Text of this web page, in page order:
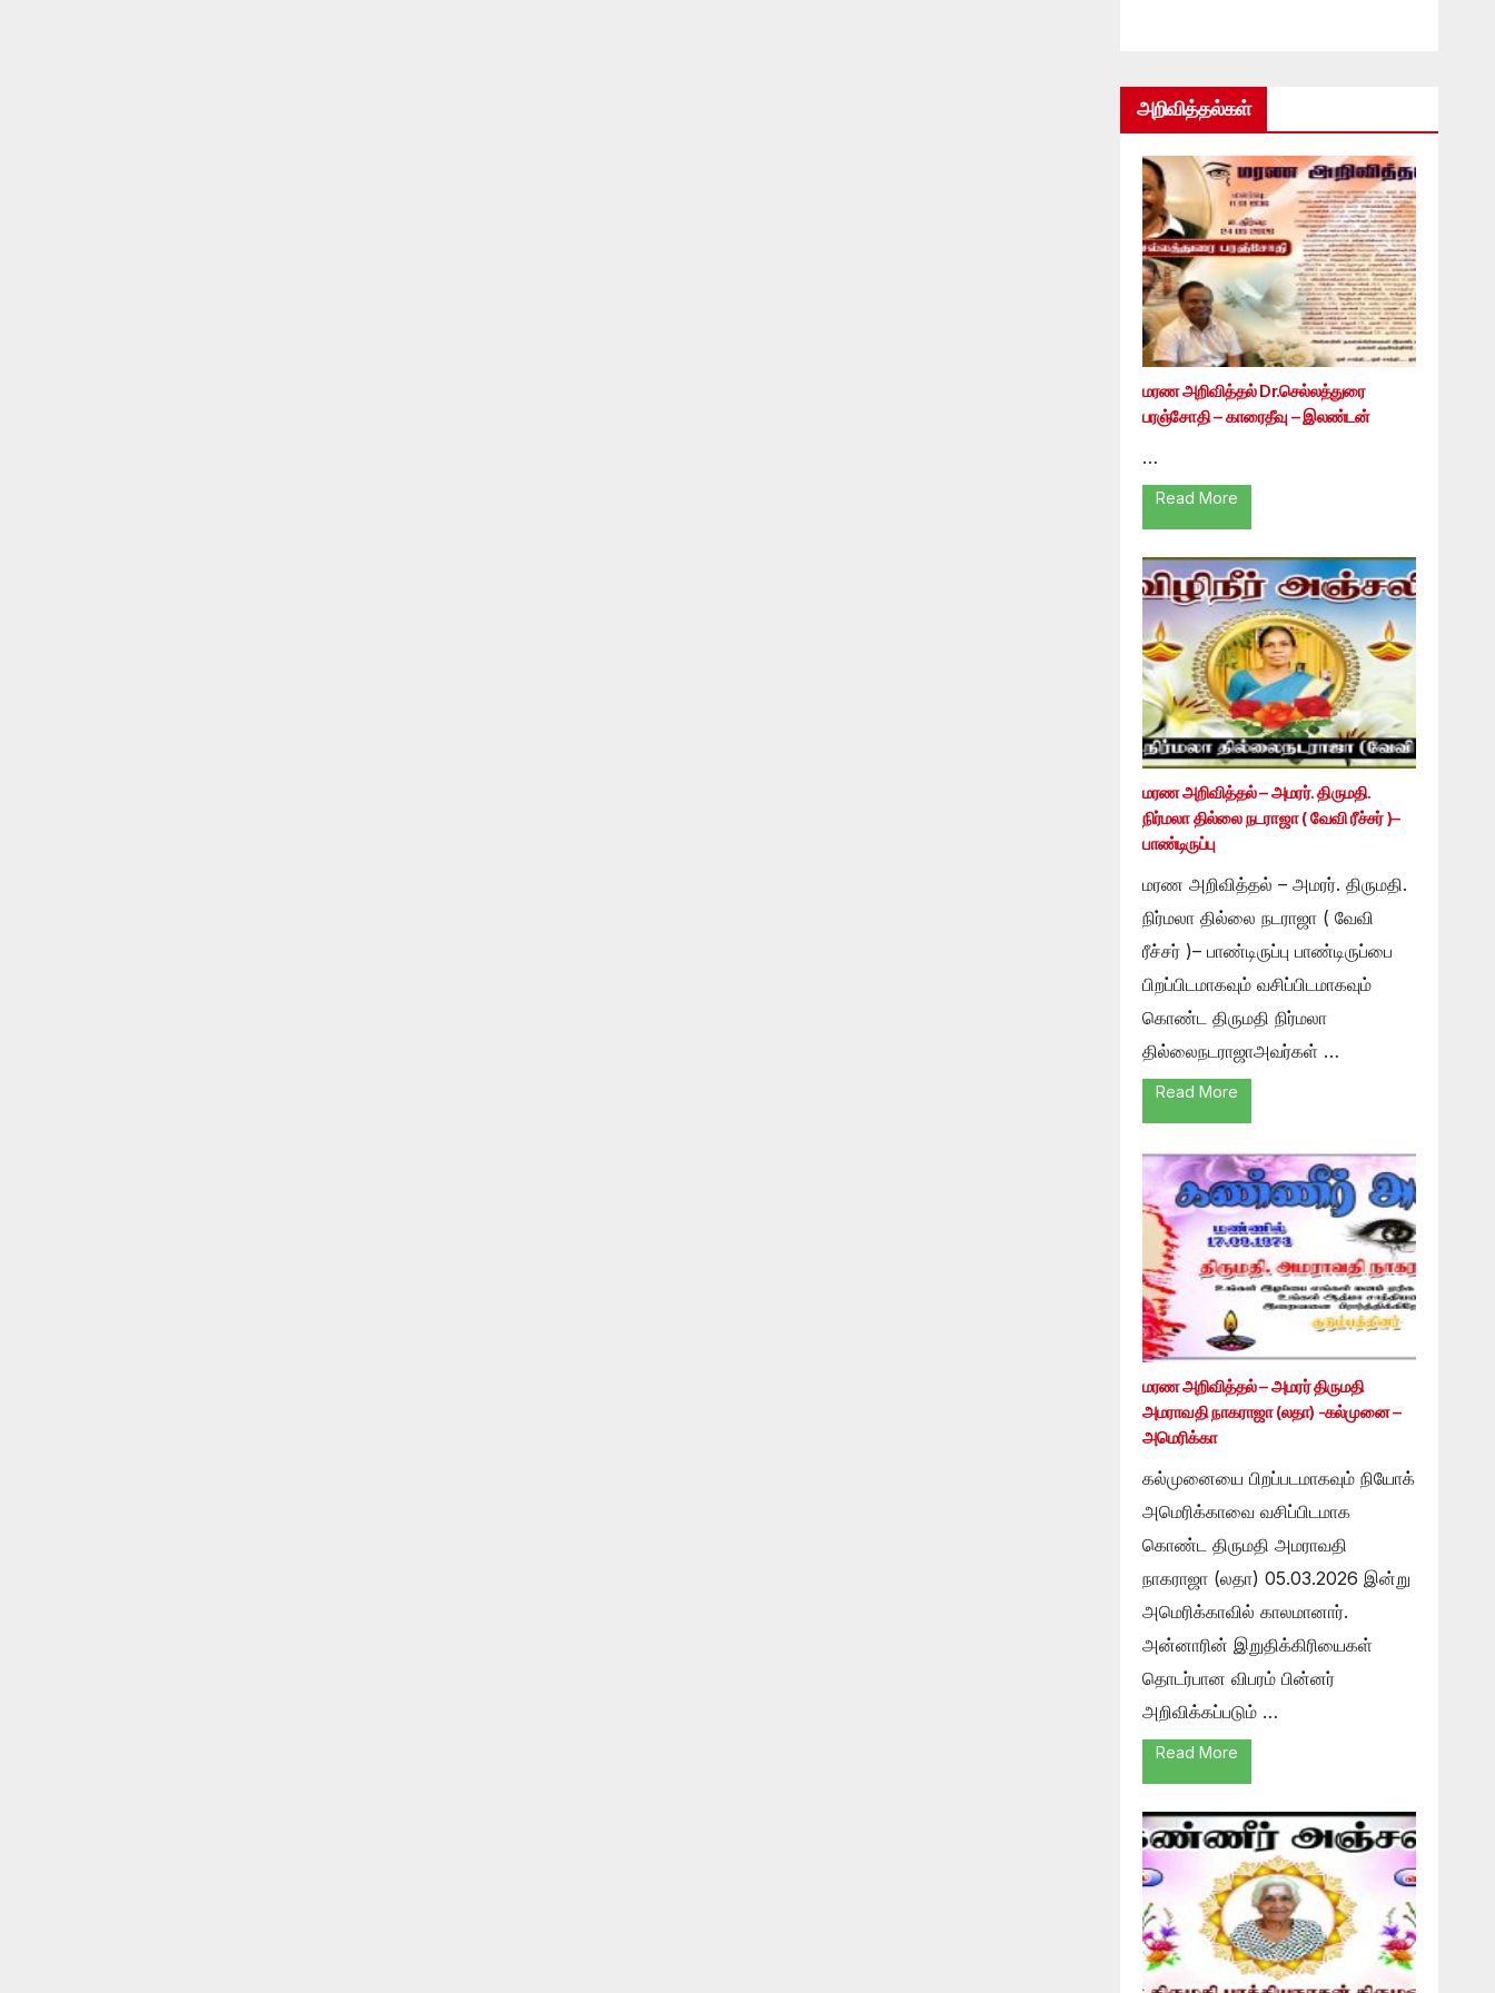
அறிவித்தல்கள்
மரண அறிவித்தல் Dr.செல்லத்துரை
பரஞ்சோதி – காரைதீவு – இலண்டன்
…
Read More
மரண அறிவித்தல் – அமரர். திருமதி.
நிர்மலா தில்லை நடராஜா ( வேவி ரீச்சர் )–
பாண்டிருப்பு
மரண அறிவித்தல் – அமரர். திருமதி.
நிர்மலா தில்லை நடராஜா ( வேவி
ரீச்சர் )– பாண்டிருப்பு பாண்டிருப்பை
பிறப்பிடமாகவும் வசிப்பிடமாகவும்
கொண்ட திருமதி நிர்மலா
தில்லைநடராஜாஅவர்கள் …
Read More
மரண அறிவித்தல் – அமரர் திருமதி
அமராவதி நாகராஜா (லதா) -கல்முனை –
அமெரிக்கா
கல்முனையை பிறப்படமாகவும் நியோக்
அமெரிக்காவை வசிப்பிடமாக
கொண்ட திருமதி அமராவதி
நாகராஜா (லதா) 05.03.2026 இன்று
அமெரிக்காவில் காலமானார்.
அன்னாரின் இறுதிக்கிரியைகள்
தொடர்பான விபரம் பின்னர்
அறிவிக்கப்படும் …
Read More